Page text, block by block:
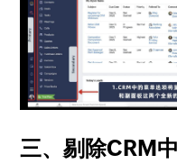
三、剔除CRM